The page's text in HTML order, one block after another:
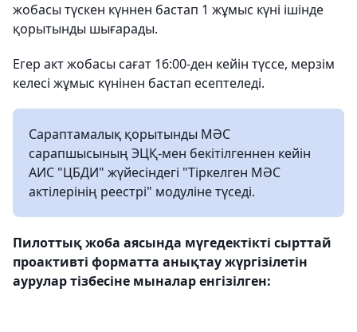
жобасы түскен күннен бастап 1 жұмыс күні ішінде
қорытынды шығарады.
Егер акт жобасы сағат 16:00-ден кейін түссе, мерзім
келесі жұмыс күнінен бастап есептеледі.
Сараптамалық қорытынды МӘС
сарапшысының ЭЦҚ-мен бекітілгеннен кейін
АИС "ЦБДИ" жүйесіндегі "Тіркелген МӘС
актілерінің реестрі" модуліне түседі.
Пилоттық жоба аясында мүгедектікті сырттай
проактивті форматта анықтау жүргізілетін
аурулар тізбесіне мыналар енгізілген: